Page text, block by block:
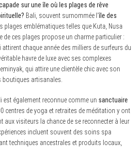
sur une île où les plages de rêve
Bali, souvent surnommée l’île des
plages emblématiques telles que Kuta, Nusa
de ces plages propose un charme particulier :
attirent chaque année des milliers de surfeurs du
havre de luxe avec ses complexes
qui attire une clientèle chic avec son
boutiques artisanales.
est également reconnue comme un sanctuaire
centres de yoga et retraites de méditation y ont
aux visiteurs la chance de se reconnecter à leur
incluent souvent des soins spa
techniques ancestrales et produits locaux,